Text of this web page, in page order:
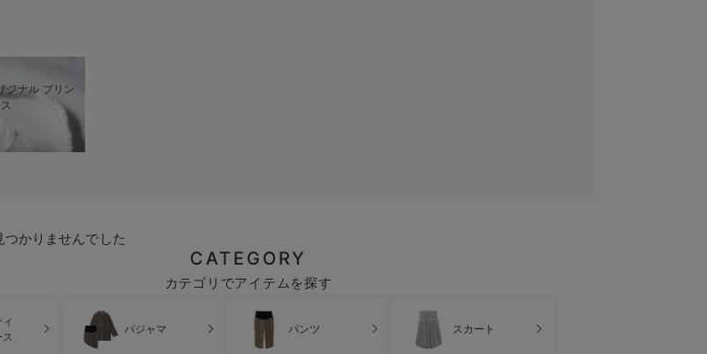
ル プリン
かりませんでした
CATEGORY
カテゴリでアイテムを探す
パジャマ パンツ スカート